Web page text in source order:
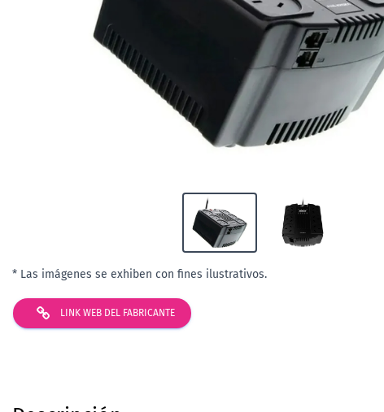
* Las imágenes se exhiben con fines ilustrativos.
LINK WEB DEL FABRICANTE